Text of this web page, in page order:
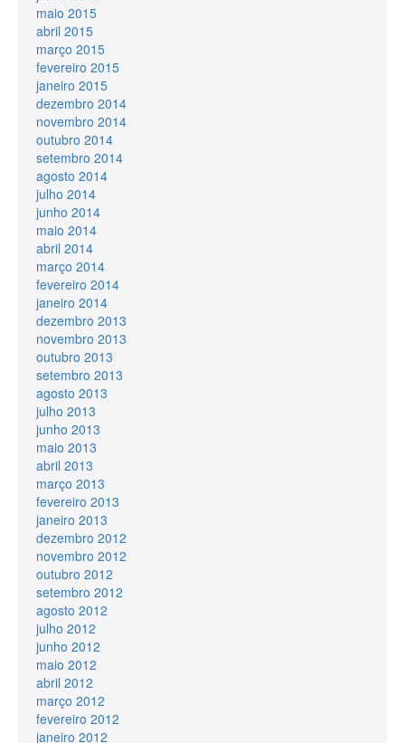
maio 2015
abril 2015
março 2015
fevereiro 2015
janeiro 2015
dezembro 2014
novembro 2014
outubro 2014
setembro 2014
agosto 2014
julho 2014
junho 2014
maio 2014
abril 2014
março 2014
fevereiro 2014
janeiro 2014
dezembro 2013
novembro 2013
outubro 2013
setembro 2013
agosto 2013
julho 2013
junho 2013
maio 2013
abril 2013
março 2013
fevereiro 2013
janeiro 2013
dezembro 2012
novembro 2012
outubro 2012
setembro 2012
agosto 2012
julho 2012
junho 2012
maio 2012
abril 2012
março 2012
fevereiro 2012
janeiro 2012